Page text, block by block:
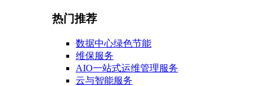
热门推荐
数据中心绿色节能
维保服务
AIO一站式运维管理服务
云与智能服务